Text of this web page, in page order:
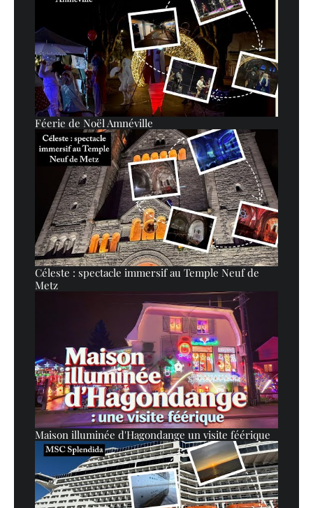
Féerie de Noël Amnéville
Céleste : spectacle immersif au Temple Neuf de
Metz
Maison illuminée d'Hagondange un visite féérique